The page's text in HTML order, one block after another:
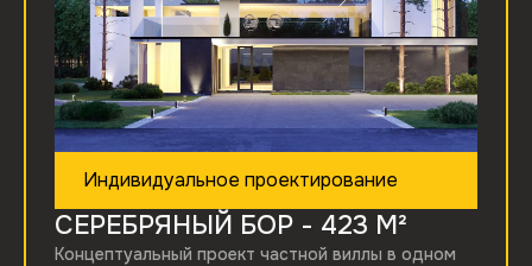
Индивидуальное проектирование
СЕРЕБРЯНЫЙ БОР - 423 М²
Концептуальный проект частной виллы в одном